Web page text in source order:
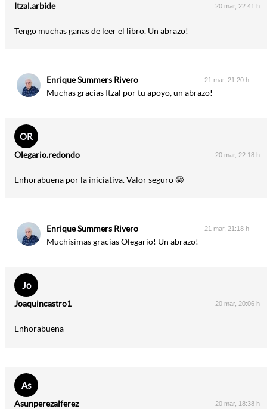
Itzal.arbide 20 mar, 22:41 h
Tengo muchas ganas de leer el libro. Un abrazo!
Enrique Summers Rivero 21 mar, 21:20 h
Muchas gracias Itzal por tu apoyo, un abrazo!
OR
Olegario.redondo 20 mar, 22:18 h
Enhorabuena por la iniciativa. Valor seguro 🤪
Enrique Summers Rivero 21 mar, 21:18 h
Muchísimas gracias Olegario! Un abrazo!
Jo
Joaquincastro1 20 mar, 20:06 h
Enhorabuena
As
Asunperezalferez 20 mar, 18:38 h